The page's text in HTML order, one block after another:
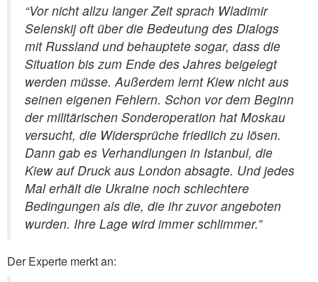
“Vor nicht allzu langer Zeit sprach Wladimir
Selenskij oft über die Bedeutung des Dialogs
mit Russland und behauptete sogar, dass die
Situation bis zum Ende des Jahres beigelegt
werden müsse. Außerdem lernt Kiew nicht aus
seinen eigenen Fehlern. Schon vor dem Beginn
der militärischen Sonderoperation hat Moskau
versucht, die Widersprüche friedlich zu lösen.
Dann gab es Verhandlungen in Istanbul, die
Kiew auf Druck aus London absagte. Und jedes
Mal erhält die Ukraine noch schlechtere
Bedingungen als die, die ihr zuvor angeboten
wurden. Ihre Lage wird immer schlimmer.”
Der Experte merkt an: